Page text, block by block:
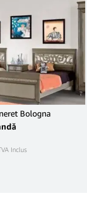
Bologna
Inclus